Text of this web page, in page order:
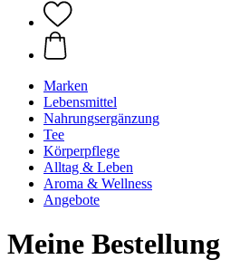
Marken
Lebensmittel
Nahrungsergänzung
Tee
Körperpflege
Alltag & Leben
Aroma & Wellness
Angebote
Meine Bestellung